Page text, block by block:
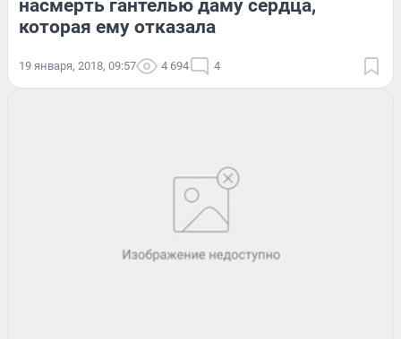
насмерть гантелью даму сердца,
которая ему отказала
19 января, 2018, 09:57 4 694 4